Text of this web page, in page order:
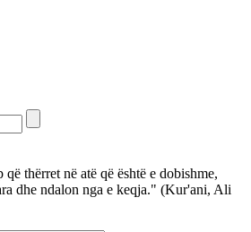
thërret në atë që është e dobishme,
dhe ndalon nga e keqja." (Kur'ani, Ali